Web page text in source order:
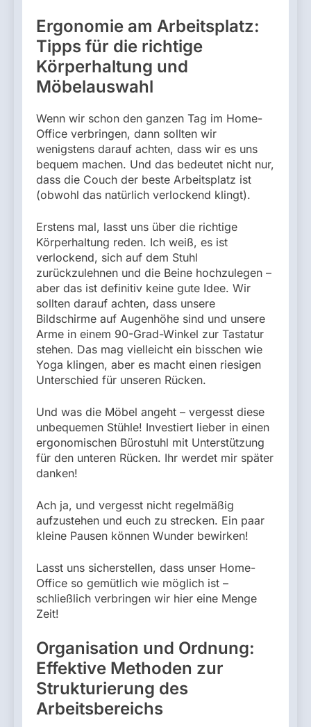
Ergonomie am Arbeitsplatz:
Tipps für die richtige
Körperhaltung und
Möbelauswahl
Wenn wir schon den ganzen Tag im Home-
Office verbringen, dann sollten wir
wenigstens darauf achten, dass wir es uns
bequem machen. Und das bedeutet nicht nur,
dass die Couch der beste Arbeitsplatz ist
(obwohl das natürlich verlockend klingt).
Erstens mal, lasst uns über die richtige
Körperhaltung reden. Ich weiß, es ist
verlockend, sich auf dem Stuhl
zurückzulehnen und die Beine hochzulegen –
aber das ist definitiv keine gute Idee. Wir
sollten darauf achten, dass unsere
Bildschirme auf Augenhöhe sind und unsere
Arme in einem 90-Grad-Winkel zur Tastatur
stehen. Das mag vielleicht ein bisschen wie
Yoga klingen, aber es macht einen riesigen
Unterschied für unseren Rücken.
Und was die Möbel angeht – vergesst diese
unbequemen Stühle! Investiert lieber in einen
ergonomischen Bürostuhl mit Unterstützung
für den unteren Rücken. Ihr werdet mir später
danken!
Ach ja, und vergesst nicht regelmäßig
aufzustehen und euch zu strecken. Ein paar
kleine Pausen können Wunder bewirken!
Lasst uns sicherstellen, dass unser Home-
Office so gemütlich wie möglich ist –
schließlich verbringen wir hier eine Menge
Zeit!
Organisation und Ordnung:
Effektive Methoden zur
Strukturierung des
Arbeitsbereichs